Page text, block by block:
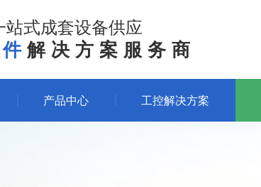
式成套设备供应
解决方案服务商
产品中心 工控解决方案